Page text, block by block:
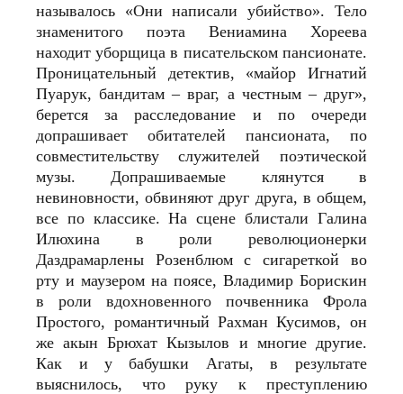
называлось «Они написали убийство». Тело
знаменитого поэта Вениамина Хореева
находит уборщица в писательском пансионате.
Проницательный детектив, «майор Игнатий
Пуарук, бандитам – враг, а честным – друг»,
берется за расследование и по очереди
допрашивает обитателей пансионата, по
совместительству служителей поэтической
музы. Допрашиваемые клянутся в
невиновности, обвиняют друг друга, в общем,
все по классике. На сцене блистали Галина
Илюхина в роли революционерки
Даздрамарлены Розенблюм с сигареткой во
рту и маузером на поясе, Владимир Борискин
в роли вдохновенного почвенника Фрола
Простого, романтичный Рахман Кусимов, он
же акын Брюхат Кызылов и многие другие.
Как и у бабушки Агаты, в результате
выяснилось, что руку к преступлению